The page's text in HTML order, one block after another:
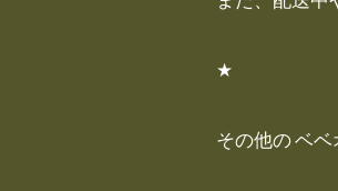
★
その他の ベ